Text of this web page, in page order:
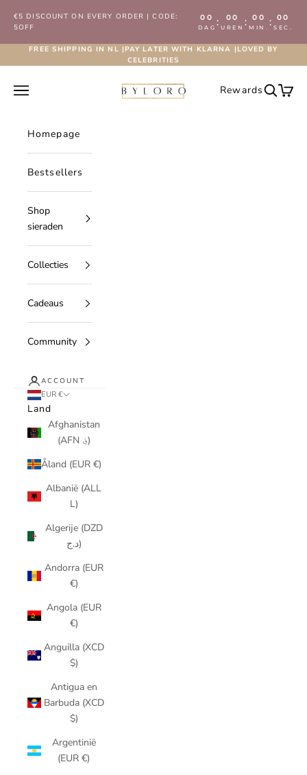
€5 DISCOUNT ON EVERY ORDER | CODE:
5OFF
00
DAG : 00
UREN : 00
MIN. : 00
SEC.
FREE SHIPPING IN NL |PAY LATER WITH KLARNA |LOVED BY
CELEBRITIES
Byloro.com
Navigatiemenu openen RewardsZoeken
Homepage
Bestsellers
Shop
sieraden
Collecties
Cadeaus
Community
ACCOUNT
EUR €
Land
Afghanistan
(AFN ؋)
Åland (EUR €)
Albanië (ALL
L)
Algerije (DZD
د.ج)
Andorra (EUR
€)
Angola (EUR
€)
Anguilla (XCD
$)
Antigua en
Barbuda (XCD
$)
Argentinië
(EUR €)